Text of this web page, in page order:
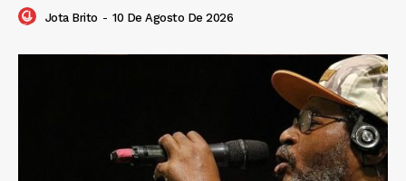
Jota Brito - 10 De Agosto De 2026